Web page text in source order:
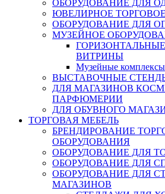
ОБОРУДОВАНИЕ ДЛЯ
ЮВЕЛИРНОЕ
ОБОРУДОВАНИЕ ДЛЯ
МУЗЕЙНОЕ
ВИТРИНЫ
Музейные комплексы
ВЫСТАВОЧНЫЕ
ДЛЯ МАГАЗИНОВ
ПАРФЮМЕРИИ
ДЛЯ ОБУВНОГО
ТОРГОВАЯ МЕБЕЛЬ
БРЕНДИРОВАНИЕ
ОБОРУДОВАНИЯ
ОБОРУДОВАНИЕ ДЛЯ
ОБОРУДОВАНИЕ ДЛЯ
ОБОРУДОВАНИЕ ДЛЯ
МАГАЗИНОВ